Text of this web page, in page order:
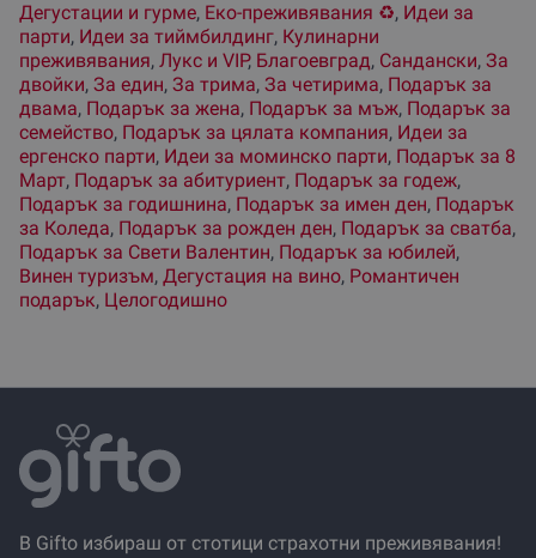
Дегустации и гурме, Еко-преживявания ♻️, Идеи за
парти, Идеи за тиймбилдинг, Кулинарни
преживявания, Лукс и VIP, Благоевград, Сандански, За
двойки, За един, За трима, За четирима, Подарък за
двама, Подарък за жена, Подарък за мъж, Подарък за
семейство, Подарък за цялата компания, Идеи за
ергенско парти, Идеи за моминско парти, Подарък за 8
Март, Подарък за абитуриент, Подарък за годеж,
Подарък за годишнина, Подарък за имен ден, Подарък
за Коледа, Подарък за рожден ден, Подарък за сватба,
Подарък за Свети Валентин, Подарък за юбилей,
Винен туризъм, Дегустация на вино, Романтичен
подарък, Целогодишно
В Gifto избираш от стотици страхотни преживявания!